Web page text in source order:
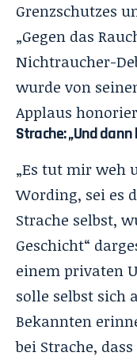
Grenzschutzes
„Gegen das
Nichtraucher-
wurde von
Applaus
Strache: „Und dann
„Es tut mir weh
Wording, sei es
Strache selbst,
Geschicht“
einem privaten
solle selbst sich
Bekannten
bei Strache,